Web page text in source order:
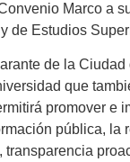
Marco a
de Estudios
de la
que
promover e
pública, la